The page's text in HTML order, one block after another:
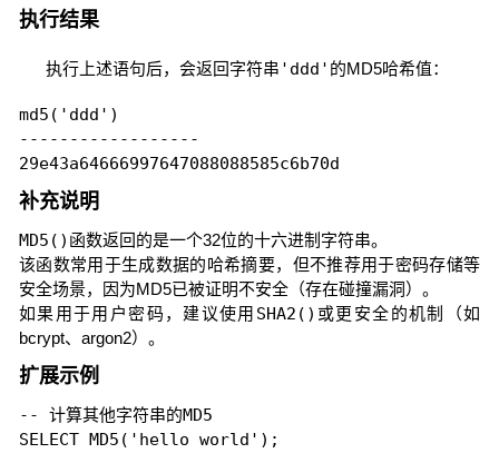
执行结果
执行上述语句后，会返回字符串 'ddd' 的MD5哈希值：
md5('ddd')
------------------
29e43a64666997647088088585c6b70d
补充说明
MD5() 函数返回的是一个32位的十六进制字符串。
该函数常用于生成数据的哈希摘要，但不推荐用于密码存储等
安全场景，因为MD5已被证明不安全（存在碰撞漏洞）。
如果用于用户密码，建议使用 SHA2() 或更安全的机制（如
bcrypt、argon2）。
扩展示例
-- 计算其他字符串的MD5
SELECT MD5('hello world');